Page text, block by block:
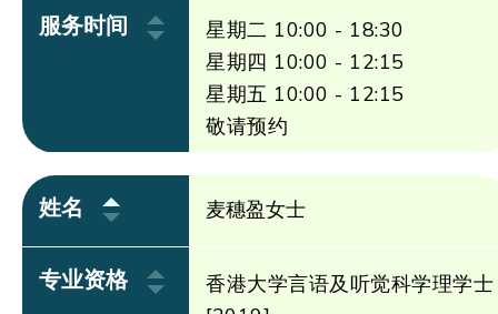
服务时间
星期二 10:00 - 18:30
星期四 10:00 - 12:15
星期五 10:00 - 12:15
敬请预约
姓名 麦穗盈女士
专业资格
香港大学言语及听觉科学理学士